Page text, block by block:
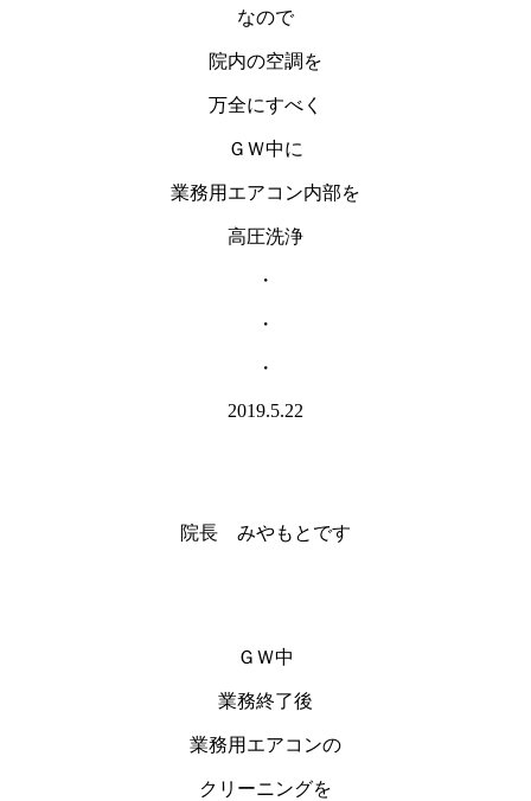
なので
院内の空調を
万全にすべく
ＧＷ中に
業務用エアコン内部を
高圧洗浄
・
・
・
2019.5.22
院長 みやもとです
ＧＷ中
業務終了後
業務用エアコンの
クリーニングを